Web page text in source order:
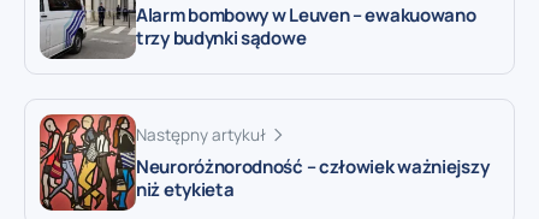
Alarm bombowy w Leuven – ewakuowano
trzy budynki sądowe
Następny artykuł
Neuroróżnorodność – człowiek ważniejszy
niż etykieta